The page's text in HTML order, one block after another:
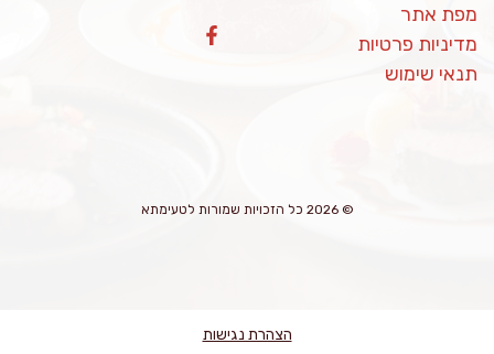
מפת אתר
מדיניות פרטיות
תנאי שימוש
© 2026 כל הזכויות שמורות לטעימתא
הצהרת נגישות